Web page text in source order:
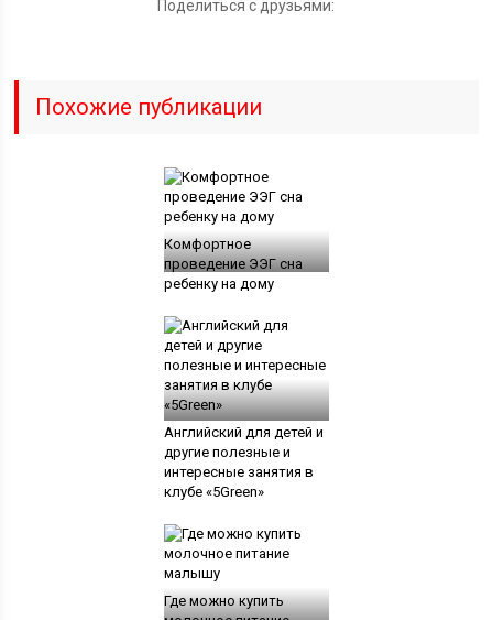
Поделиться с друзьями:
Похожие публикации
Комфортное
проведение ЭЭГ сна
ребенку на дому
Английский для детей и
другие полезные и
интересные занятия в
клубе «5Green»
Где можно купить